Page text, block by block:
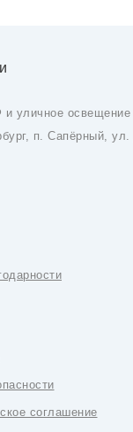
уличное освещение
п. Сапёрный,
соглашение